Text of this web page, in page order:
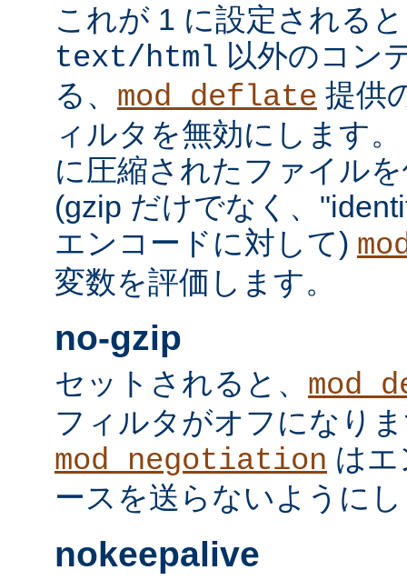
これが 1 に設定される
text/html 以外のコン
る、 mod_deflate 提供
ィルタを無効にします
に圧縮されたファイル
(gzip だけでなく、
エンコードに対して)
変数を評価します。
no-gzip
セットされると、
フィルタがオフになり
mod_negotiation は
ースを送らないように
nokeepalive